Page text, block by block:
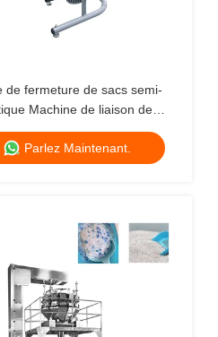
de fermeture de sacs semi-
Machine de liaison de
de paquetage de sacs à
Parlez Maintenant.